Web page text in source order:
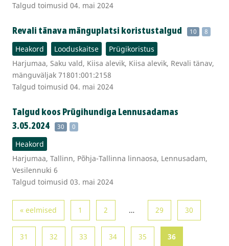
Talgud toimusid 04. mai 2024
Revali tänava mänguplatsi koristustalgud 10 8
Heakord Looduskaitse
Prügikoristus
Harjumaa, Saku vald, Kiisa alevik, Kiisa alevik, Revali tänav,
mänguväljak 71801:001:2158
Talgud toimusid 04. mai 2024
Talgud koos Prügihundiga Lennusadamas
3.05.2024
30 0
Heakord
Harjumaa, Tallinn, Põhja-Tallinna linnaosa, Lennusadam,
Vesilennuki 6
Talgud toimusid 03. mai 2024
« eelmised 1 2 … 29 30
31 32 33 34 35 36